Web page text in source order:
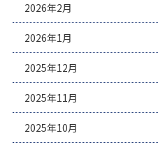
2026年2月
2026年1月
2025年12月
2025年11月
2025年10月